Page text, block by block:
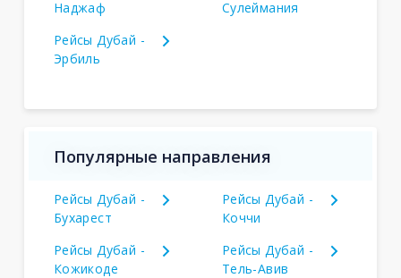
Наджаф
Сулеймания
Рейсы Дубай -
Эрбиль
Популярные направления
Рейсы Дубай -
Бухарест
Рейсы Дубай -
Коччи
Рейсы Дубай -
Кожикоде
Рейсы Дубай -
Тель-Авив